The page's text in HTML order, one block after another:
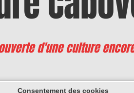
d'une culture
Consentement des cookies